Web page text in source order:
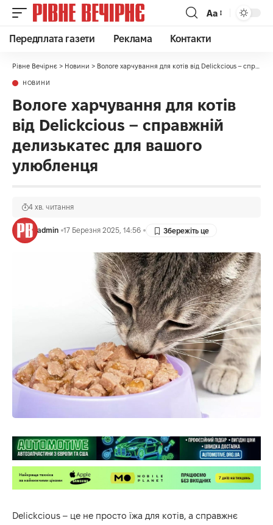
Аа
Передплата газети Реклама Контакти
Рівне Вечірнє > Новини > Вологе харчування для котів від Delickcious – справжній делизькатес для вашого улюбленця
НОВИНИ
Вологе харчування для котів
від Delickcious – справжній
делизькатес для вашого
улюбленця
admin 17 Березня 2025, 14:56
4 хв. читання
Delickcious – це не просто їжа для котів, а справжнє